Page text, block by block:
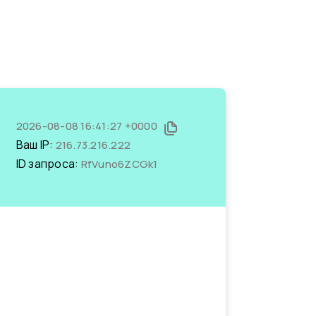
2026-08-08 16:41:27 +0000
Ваш IP: 216.73.216.222
ID запроса: RfVuno6ZCGk1